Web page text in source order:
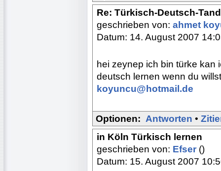
Re: Türkisch-Deutsch-
geschrieben von: ahmet
Datum: 14. August 2007
hei zeynep ich bin türke kan
deutsch lernen wenn du
koyuncu@hotmail.de
Optionen: Antworten •
in Köln Türkisch lernen
geschrieben von: Efser ()
Datum: 15. August 2007